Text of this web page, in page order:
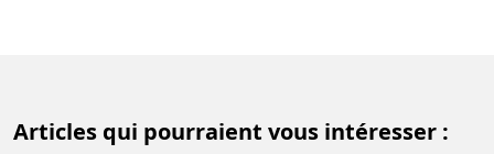
Articles qui pourraient vous intéresser :